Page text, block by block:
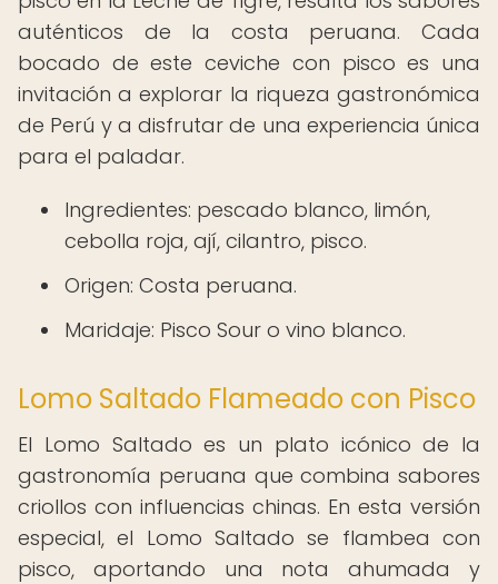
auténticos de la costa peruana. Cada
bocado de este ceviche con pisco es una
invitación a explorar la riqueza gastronómica
de Perú y a disfrutar de una experiencia única
para el paladar.
Ingredientes: pescado blanco, limón,
cebolla roja, ají, cilantro, pisco.
Origen: Costa peruana.
Maridaje: Pisco Sour o vino blanco.
Lomo Saltado Flameado con Pisco
El Lomo Saltado es un plato icónico de la
gastronomía peruana que combina sabores
criollos con influencias chinas. En esta versión
especial, el Lomo Saltado se flambea con
pisco, aportando una nota ahumada y